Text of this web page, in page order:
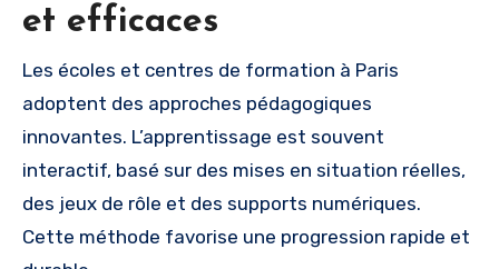
et efficaces
Les écoles et centres de formation à Paris
adoptent des approches pédagogiques
innovantes. L’apprentissage est souvent
interactif, basé sur des mises en situation réelles,
des jeux de rôle et des supports numériques.
Cette méthode favorise une progression rapide et